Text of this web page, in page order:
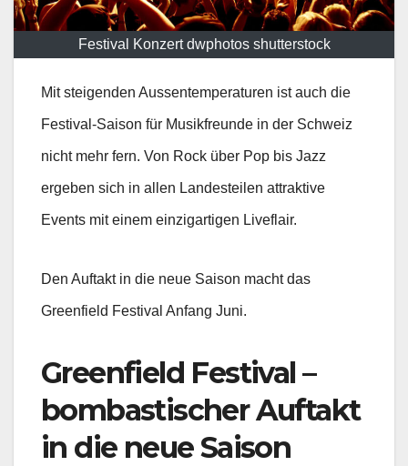
Festival Konzert dwphotos shutterstock
Mit steigenden Aussentemperaturen ist auch die
Festival-Saison für Musikfreunde in der Schweiz
nicht mehr fern. Von Rock über Pop bis Jazz
ergeben sich in allen Landesteilen attraktive
Events mit einem einzigartigen Liveflair.
Den Auftakt in die neue Saison macht das
Greenfield Festival Anfang Juni.
Greenfield Festival –
bombastischer Auftakt
in die neue Saison